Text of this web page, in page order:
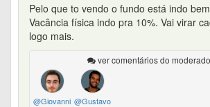
Pelo que to vendo o fundo está indo
Vacância física indo pra 10%. Vai virar
logo mais.
ver comentários do
@Giovanni @Gustavo